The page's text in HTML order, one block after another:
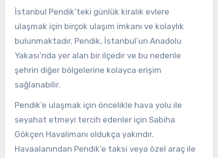
İstanbul Pendik’teki günlük kiralık evlere
ulaşmak için birçok ulaşım imkanı ve kolaylık
bulunmaktadır. Pendik, İstanbul’un Anadolu
Yakası’nda yer alan bir ilçedir ve bu nedenle
şehrin diğer bölgelerine kolayca erişim
sağlanabilir.
Pendik’e ulaşmak için öncelikle hava yolu ile
seyahat etmeyi tercih edenler için Sabiha
Gökçen Havalimanı oldukça yakındır.
Havaalanından Pendik’e taksi veya özel araç ile